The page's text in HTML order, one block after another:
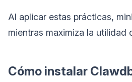
Al aplicar estas prácticas,
mientras maximiza la utilidad
Cómo instalar